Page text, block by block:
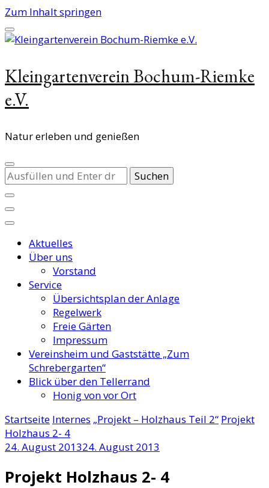
Zum Inhalt springen
Kleingartenverein Bochum-Riemke
e.V.
Natur erleben und genießen
Suchst
du
nach
etwas?
Aktuelles
Über uns
Vorstand
Service
Übersichtsplan der Anlage
Regelwerk
Freie Gärten
Impressum
Vereinsheim und Gaststätte „Zum
Schrebergarten“
Blick über den Tellerrand
Honig von vor Ort
Startseite Internes „Projekt – Holzhaus Teil 2“ Projekt
Holzhaus 2- 4
24. August 201324. August 2013
Projekt Holzhaus 2- 4